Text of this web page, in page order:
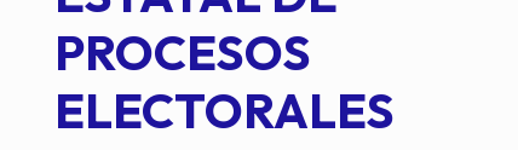
PROCESOS
ELECTORALES